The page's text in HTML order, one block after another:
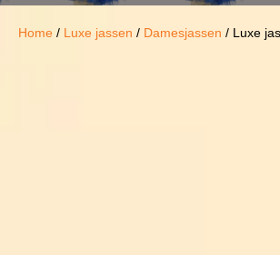
Home / Luxe jassen / Damesjassen / Luxe